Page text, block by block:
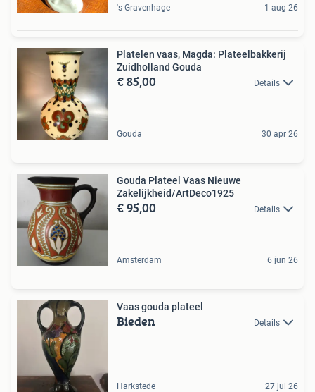
's-Gravenhage 1 aug 26
Platelen vaas, Magda: Plateelbakkerij
Zuidholland Gouda
€ 85,00 Details
Gouda 30 apr 26
Gouda Plateel Vaas Nieuwe
Zakelijkheid/ArtDeco1925
€ 95,00 Details
Amsterdam 6 jun 26
Vaas gouda plateel
Bieden Details
Harkstede 27 jul 26